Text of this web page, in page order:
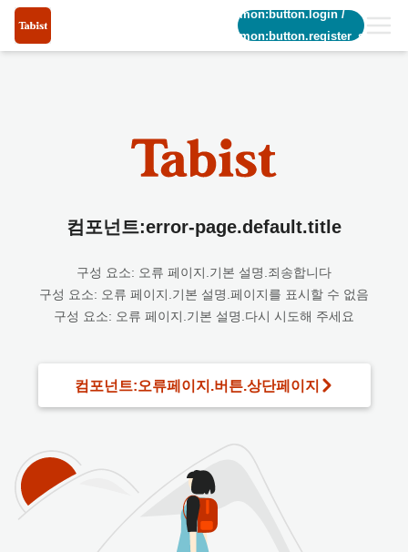
common:button.login/
common:button.register_short
컴포넌트:error-page.default.title
구성 요소: 오류 페이지.기본 설명.죄송합니다
구성 요소: 오류 페이지.기본 설명.페이지를 표시할 수 없음
구성 요소: 오류 페이지.기본 설명.다시 시도해 주세요
컴포넌트:오류페이지.버튼.상단페이지